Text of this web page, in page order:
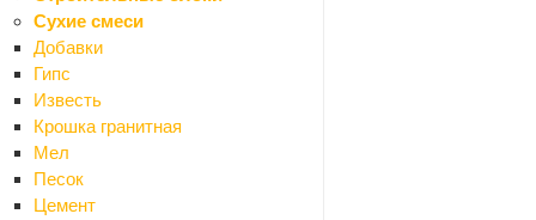
Сухие смеси
Добавки
Гипс
Известь
Крошка гранитная
Мел
Песок
Цемент
Телефон
Email